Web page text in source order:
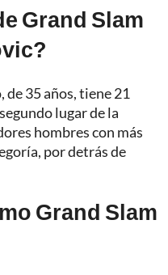
Grand Slam
35 años, tiene 21
lugar de la
hombres con más
por detrás de
Grand Slam